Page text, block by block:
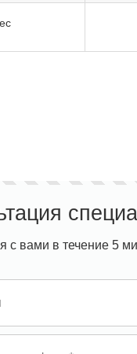
с вами в течение 5